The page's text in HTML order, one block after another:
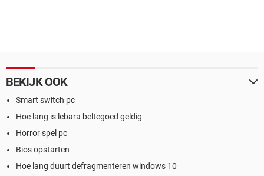
BEKIJK OOK
Smart switch pc
Hoe lang is lebara beltegoed geldig
Horror spel pc
Bios opstarten
Hoe lang duurt defragmenteren windows 10